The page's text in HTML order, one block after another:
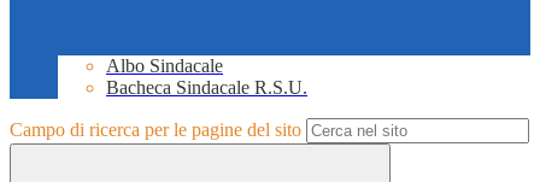
Albo Sindacale
Bacheca Sindacale R.S.U.
Campo di ricerca per le pagine del sito